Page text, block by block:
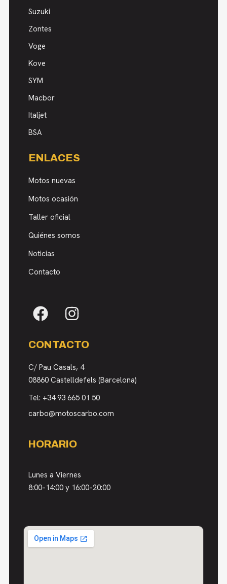
Suzuki
Zontes
Voge
Kove
SYM
Macbor
Italjet
BSA
ENLACES
Motos nuevas
Motos ocasión
Taller oficial
Quiénes somos
Noticias
Contacto
CONTACTO
C/ Pau Casals, 4
08860 Castelldefels (Barcelona)
Tel: +34 93 665 01 50
carbo@motoscarbo.com
HORARIO
Lunes a Viernes
8:00–14:00 y 16:00–20:00